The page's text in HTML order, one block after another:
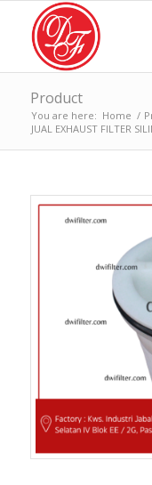
Product
You are here: Home /
JUAL EXHAUST FILTER